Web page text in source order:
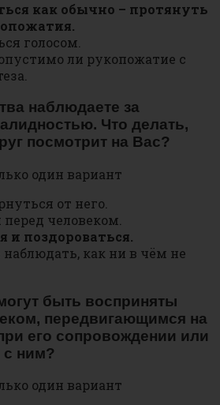
как обычно – протянуть
голосом.
ли рукопожатие с
наблюдаете за
Что делать,
посмотрит на Вас?
один вариант
от него.
человеком.
и поздороваться.
как ни в чём не
быть восприняты
передвигающимся на
его сопровождении или
с ним?
один вариант